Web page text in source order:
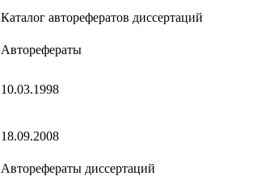
Каталог авторефератов диссертаций
Авторефераты
10.03.1998
18.09.2008
Авторефераты диссертаций